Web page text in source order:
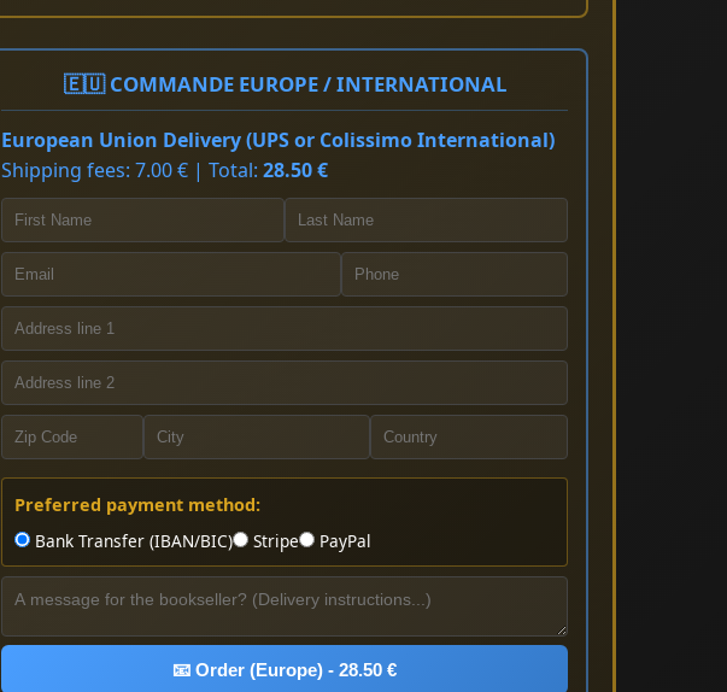
🇪🇺 COMMANDE EUROPE / INTERNATIONAL
European Union Delivery (UPS or Colissimo International)
Shipping fees: 7.00 € | Total: 28.50 €
Preferred payment method:
Bank Transfer (IBAN/BIC)
Stripe PayPal
📧 Order (Europe) - 28.50 €